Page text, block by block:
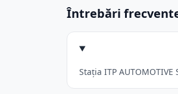
Întrebări
Stația ITP